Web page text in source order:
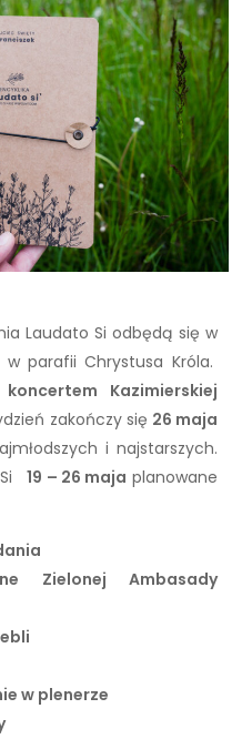
Laudato Si odbędą się w
parafii Chrystusa Króla.
Kazimierskiej
zakończy się 26 maja
i najstarszych.
Si19 – 26 maja planowane
Zielonej Ambasady
w plenerze